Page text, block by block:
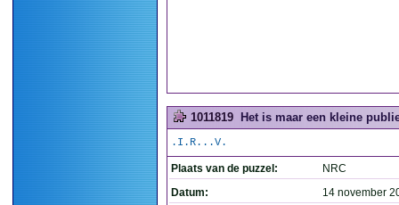
1011819 Het is maar een kleine
.I.R...V.
Plaats van de puzzel:
NRC
Datum:
14 november